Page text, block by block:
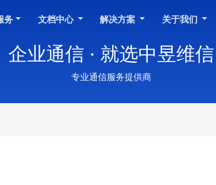
务 文档中心 解决方案 关于我们
企业通信 · 就选中昱维信
专业通信服务提供商